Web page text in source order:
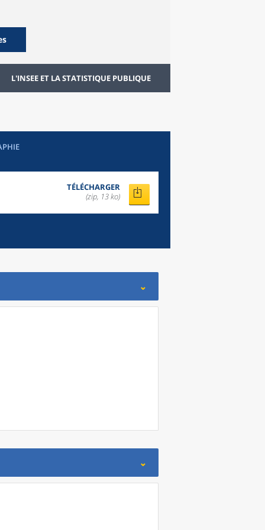
L'INSEE ET LA STATISTIQUE PUBLIQUE
TÉLÉCHARGER
(zip, 13 ko)